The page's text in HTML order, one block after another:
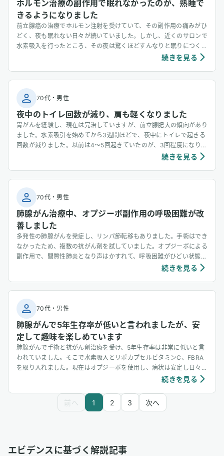
ホルモン治療の副作用で眠れなかったのが、熟睡で
きるようになりました
前立腺癌の治療でホルモン注射を受けていて、その副作用の痛みがひ
どく、夜も眠れない日々が続いていました。しかし、近くのサロンで
水素吸入を行ったところ、その夜は驚くほどすんなりと眠りにつくこ
とができ、朝まで熟睡することができました。ホルモン治療の副作用
続きを見る
70代・男性
夜中のトイレ回数が減り、肩も軽くなりました
胃がんを経験し、現在は完治していますが、前立腺肥大の傾向があり
ました。水素吸引を始めてから3週間ほどで、夜中にトイレで起きる
回数が減りました。以前は4～5回起きていたのが、3回程度になり、
ずっとよく眠れるようになりました。排尿時の時間も短くなってきた
続きを見る
70代・男性
肺腺がん治療中、オプジーボ副作用の呼吸困難が改
善しました
多発性の肺腺がんを発症し、リンパ節転移もありました。手術はでき
なかったため、複数の抗がん剤を試していました。オプジーボによる
副作用で、間質性肺炎となり声はかすれて、呼吸困難がひどい状態で
した。そこで水素吸入を取り入れたところ、明らかに肺機能が改善し
続きを見る
70代・男性
肺腺がんで5年生存率が低いと言われましたが、安
定して趣味を楽しめています
肺腺がんで手術と抗がん剤治療を受け、5年生存率は非常に低いと言
われていました。そこで水素吸入とリポカプセルビタミンC、FBRA
を取り入れました。現在はオプジーボを使用し、病状は安定し日々旅
続きを見る
前へ 1 2 3 次へ
エビデンスに基づく解説記事